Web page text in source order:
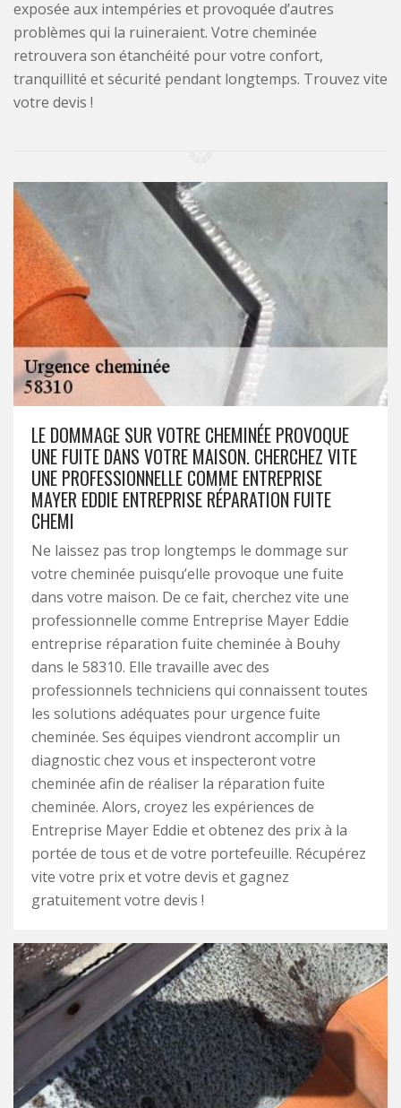
exposée aux intempéries et provoquée d’autres
problèmes qui la ruineraient. Votre cheminée
retrouvera son étanchéité pour votre confort,
tranquillité et sécurité pendant longtemps. Trouvez vite
votre devis !
LE DOMMAGE SUR VOTRE CHEMINÉE PROVOQUE
UNE FUITE DANS VOTRE MAISON. CHERCHEZ VITE
UNE PROFESSIONNELLE COMME ENTREPRISE
MAYER EDDIE ENTREPRISE RÉPARATION FUITE
CHEMI
Ne laissez pas trop longtemps le dommage sur
votre cheminée puisqu’elle provoque une fuite
dans votre maison. De ce fait, cherchez vite une
professionnelle comme Entreprise Mayer Eddie
entreprise réparation fuite cheminée à Bouhy
dans le 58310. Elle travaille avec des
professionnels techniciens qui connaissent toutes
les solutions adéquates pour urgence fuite
cheminée. Ses équipes viendront accomplir un
diagnostic chez vous et inspecteront votre
cheminée afin de réaliser la réparation fuite
cheminée. Alors, croyez les expériences de
Entreprise Mayer Eddie et obtenez des prix à la
portée de tous et de votre portefeuille. Récupérez
vite votre prix et votre devis et gagnez
gratuitement votre devis !